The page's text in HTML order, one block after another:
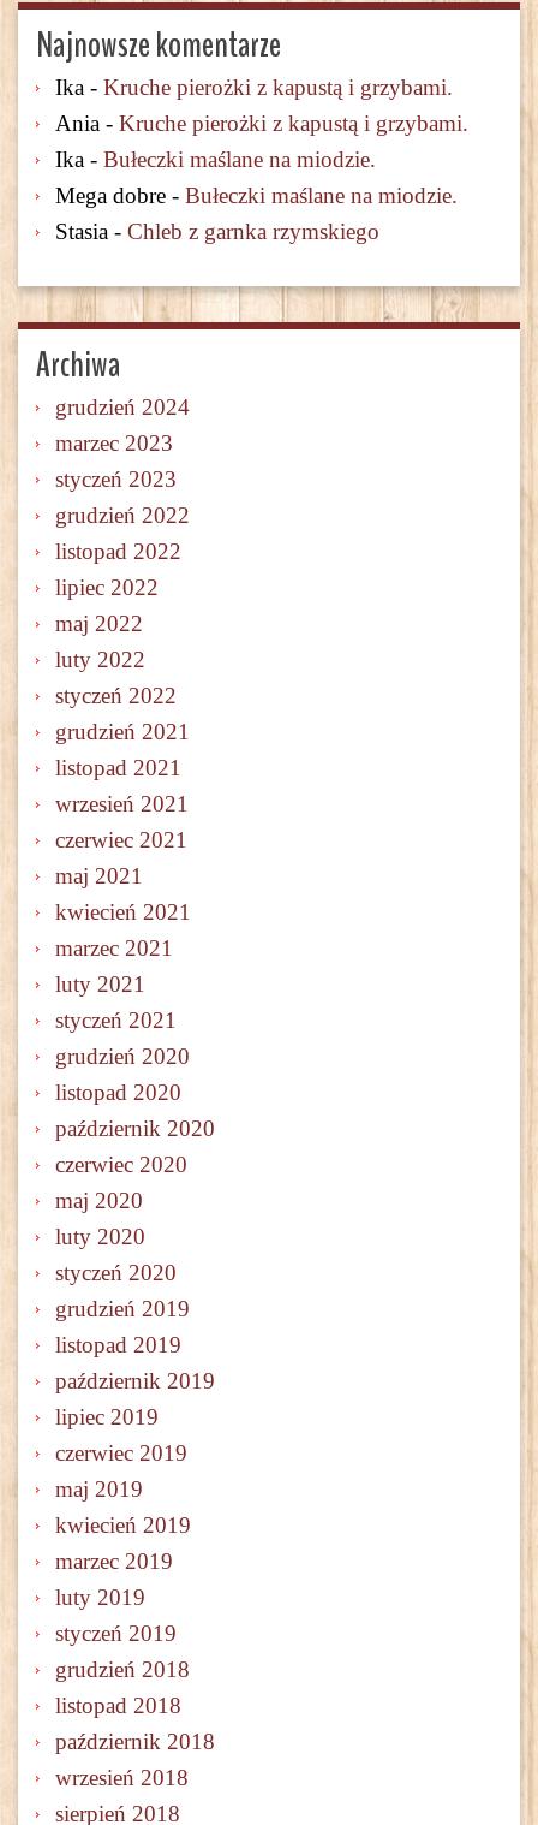
Najnowsze komentarze
Ika - Kruche pierożki z kapustą i grzybami.
Ania - Kruche pierożki z kapustą i grzybami.
Ika - Bułeczki maślane na miodzie.
Mega dobre - Bułeczki maślane na miodzie.
Stasia - Chleb z garnka rzymskiego
Archiwa
grudzień 2024
marzec 2023
styczeń 2023
grudzień 2022
listopad 2022
lipiec 2022
maj 2022
luty 2022
styczeń 2022
grudzień 2021
listopad 2021
wrzesień 2021
czerwiec 2021
maj 2021
kwiecień 2021
marzec 2021
luty 2021
styczeń 2021
grudzień 2020
listopad 2020
październik 2020
czerwiec 2020
maj 2020
luty 2020
styczeń 2020
grudzień 2019
listopad 2019
październik 2019
lipiec 2019
czerwiec 2019
maj 2019
kwiecień 2019
marzec 2019
luty 2019
styczeń 2019
grudzień 2018
listopad 2018
październik 2018
wrzesień 2018
sierpień 2018